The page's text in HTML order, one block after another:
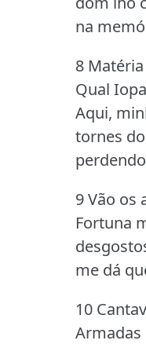
na
8
Qual
Aqui,
tornes
9 Vão os
Fortuna
me dá
10
Armadas